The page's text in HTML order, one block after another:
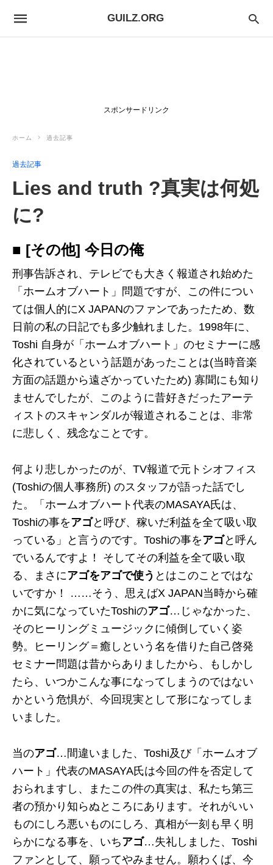
GUILZ.ORG
スポンサードリンク
ホーム 過去記事
過去記事
Lies and truth ?真実は何処
に?
■ [その他] 今日の俺
刑事告訴され、テレビでも大きく報道され始めた
「ホームオブハート」問題ですが、この件につい
ては個人的にX JAPANのファンであったため、数
日前の私の日記でも多少触れました。1998年に、
Toshi 自身が「ホームオブハート」のセミナーに感
化されているという話題があったことは(当時音楽
方面の話題から遠ざかっていたため) 寡聞にも知り
ませんでしたが、このように昔好きだったアーテ
ィストのスキャンダルが報道されることは、非常
に悲しく、残念なことです。
何より悲しかったのが、TV報道で元トシオフィス
(Toshiの個人事務所) のスタッフが語った話でし
た。「ホームオブハート代表のMASAYA氏は、
Toshiの事をアゴと呼び、稼いだ利益を全て吸い取
っている」と言うのです。Toshiの事をアゴと呼ん
でいるんですよ！ そしてその利益を全て吸い取
る、まさにアゴをアゴで使う とはこのことではな
いですか！ ……そう、思えばX JAPAN当時から確
かに気になっていたToshiのアゴ…じゃなかった、
そのヒーリングミュージックに傾倒していく姿
勢。ヒーリング＝癒しという名を借りた自己啓発
セミナー問題は昔からありましたから、もしかし
たら、いつかこんな事になってしまうのではない
かという危惧が、今回現実として形になってしま
いました。
当のアゴ…間違いました、Toshi及び「ホームオブ
ハート」代表のMASAYA氏は今回の件を否定して
おられますし、またこの件の真実は、私たち第三
者の預かり知らぬところにあります。それがいい
ものにしろ悪いものにしろ、真相が一刻も早く明
らかになる事を、いちアゴ…失礼しました、Toshi
ファンとして、願ってやみません。願わくば、今